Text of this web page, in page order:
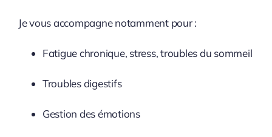
Je vous accompagne notamment pour :
Fatigue chronique, stress, troubles du sommeil
Troubles digestifs
Gestion des émotions